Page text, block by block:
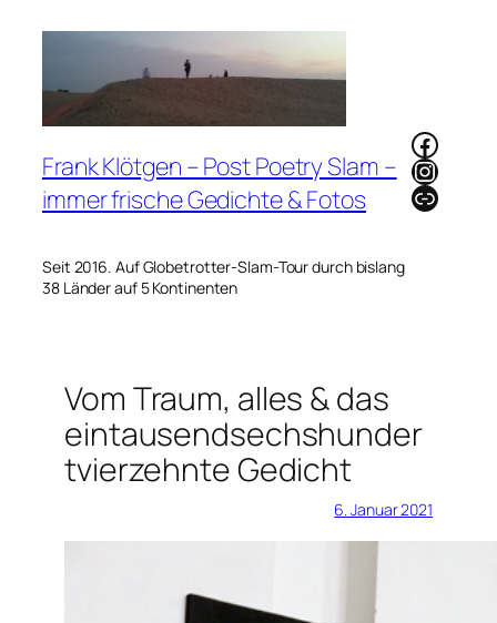
Frank Klötgen – Post Poetry Slam –
immer frische Gedichte & Fotos
Seit 2016. Auf Globetrotter-Slam-Tour durch bislang
38 Länder auf 5 Kontinenten
Link
Vom Traum, alles & das
eintausendsechshunder
tvierzehnte Gedicht
6. Januar 2021